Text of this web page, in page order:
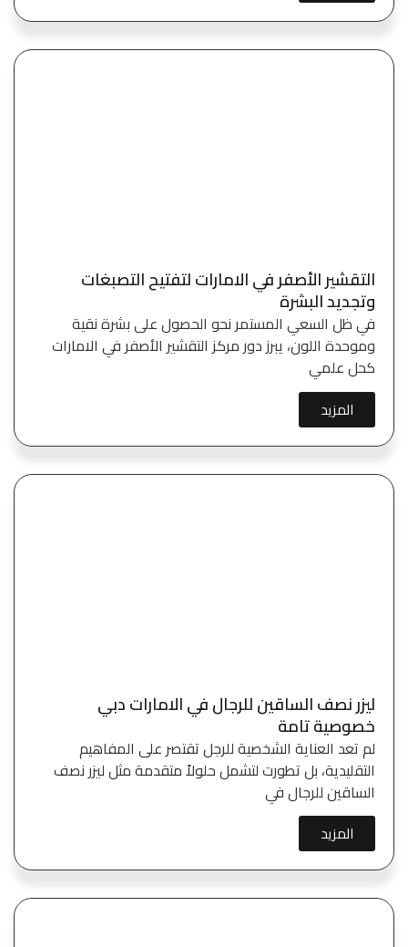
التقشير الأصفر في الامارات لتفتيح التصبغات
وتجديد البشرة
في ظل السعي المستمر نحو الحصول على بشرة نقية
وموحدة اللون، يبرز دور مركز التقشير الأصفر في الامارات
كحل علمي
المزيد
ليزر نصف الساقين للرجال في الامارات دبي
خصوصية تامة
لم تعد العناية الشخصية للرجل تقتصر على المفاهيم
التقليدية، بل تطورت لتشمل حلولاً متقدمة مثل ليزر نصف
الساقين للرجال في
المزيد